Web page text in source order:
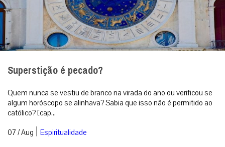
Superstição é pecado?
Quem nunca se vestiu de branco na virada do ano ou verificou se
algum horóscopo se alinhava? Sabia que isso não é permitido ao
católico? [cap...
07 / Aug | Espiritualidade